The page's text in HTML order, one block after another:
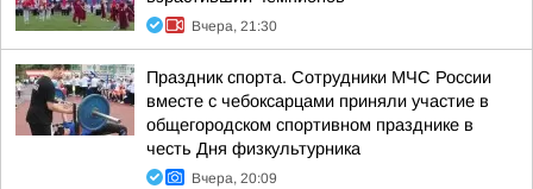
Вчера, 21:30
Праздник спорта. Сотрудники МЧС России
вместе с чебоксарцами приняли участие в
общегородском спортивном празднике в
честь Дня физкультурника
Вчера, 20:09